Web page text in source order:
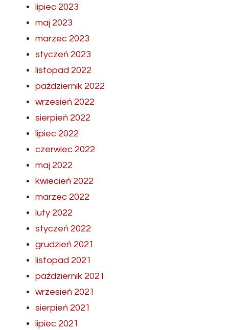
lipiec 2023
maj 2023
marzec 2023
styczeń 2023
listopad 2022
październik 2022
wrzesień 2022
sierpień 2022
lipiec 2022
czerwiec 2022
maj 2022
kwiecień 2022
marzec 2022
luty 2022
styczeń 2022
grudzień 2021
listopad 2021
październik 2021
wrzesień 2021
sierpień 2021
lipiec 2021